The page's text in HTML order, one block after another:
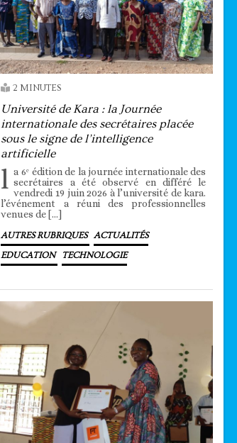
2 MINUTES
Université de Kara : la Journée
internationale des secrétaires placée
sous le signe de l’intelligence
artificielle
l a 6ᵉ édition de la journée internationale des
secrétaires a été observé en différé le
vendredi 19 juin 2026 à l’université de kara.
l’événement a réuni des professionnelles
venues de […]
AUTRES RUBRIQUES ACTUALITÉS
EDUCATION TECHNOLOGIE